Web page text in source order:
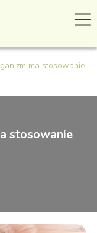
ma stosowanie
stosowanie